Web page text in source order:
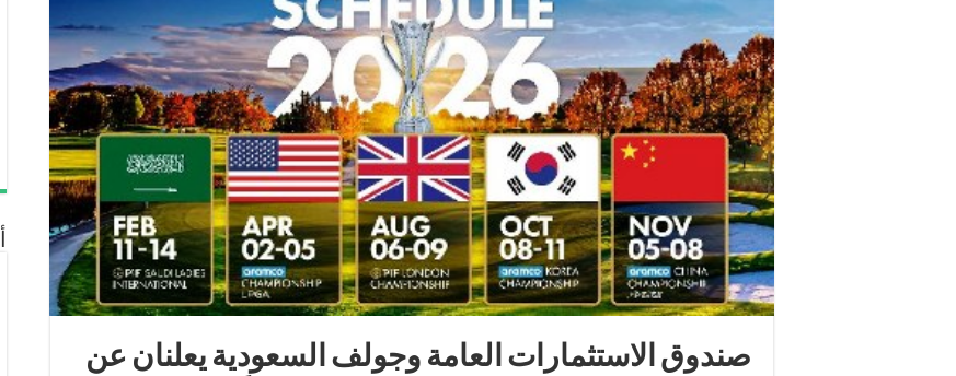
صندوق الاستثمارات العامة وجولف السعودية يعلنان عن